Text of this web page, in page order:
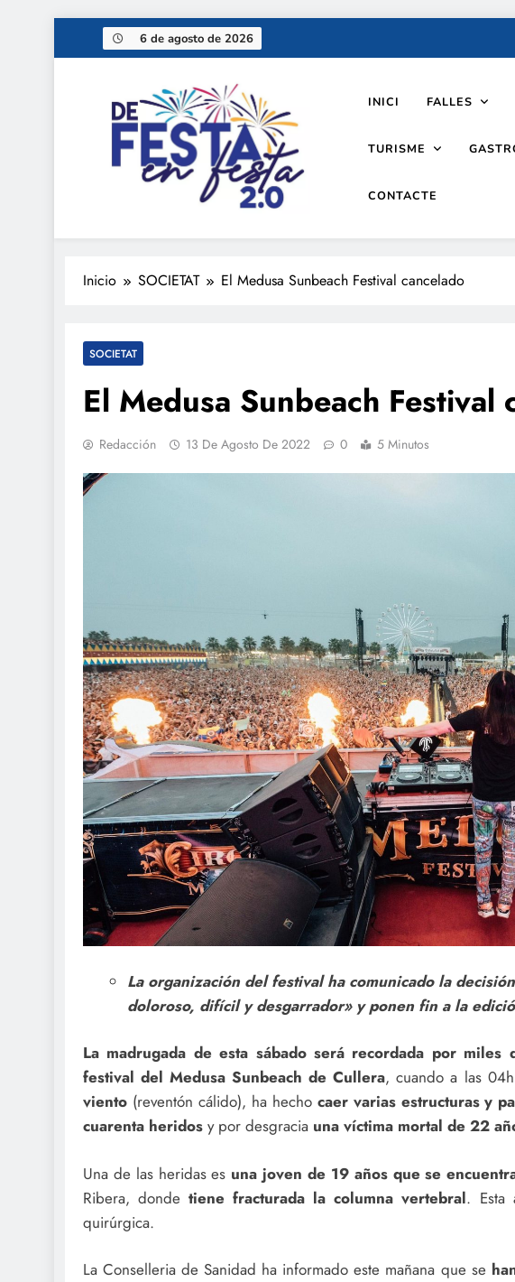
6 de agosto de 2026
De festa en festa 2.0
INICI FALLES
TURISME
CONTACTE
Inicio SOCIETAT El Medusa Sunbeach Festival cancelado
SOCIETAT
El Medusa Sunbeach Festival
Redacción 13 De Agosto De 2022 0 5 Minutos
La organización del festival ha comunicado la
doloroso, difícil y desgarrador» y ponen fin a la
La madrugada de esta sábado será recordada por
festival del Medusa Sunbeach de Cullera, cuando a las
viento (reventón cálido), ha hecho caer varias estructuras y
cuarenta heridos y por desgracia una víctima mortal de 22
Una de las heridas es una joven de 19 años que se
Ribera, dondetiene fracturada la columna vertebral. Esta
quirúrgica.
La Conselleria de Sanidad ha informado este mañana que se